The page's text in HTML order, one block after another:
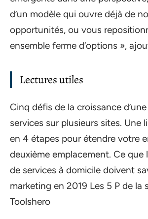
d’un modèle qui ouvre déjà de
opportunités, ou vous
ensemble ferme d’options »,
Lectures utiles
Cinq défis de la croissance
services sur plusieurs sites. Une
en 4 étapes pour étendre votre
deuxième emplacement. Ce que
de services à domicile doivent
marketing en 2019 Les 5 P de la
Toolshero